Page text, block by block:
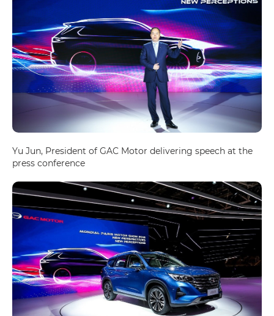
Yu Jun, President of GAC Motor delivering speech at the
press conference